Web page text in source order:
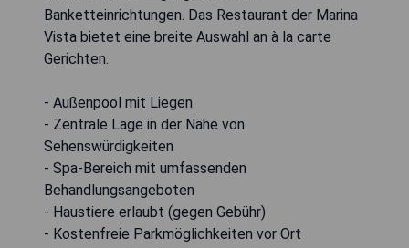
Banketteinrichtungen. Das Restaurant der Marina
Vista bietet eine breite Auswahl an à la carte
Gerichten.
- Außenpool mit Liegen
- Zentrale Lage in der Nähe von
Sehenswürdigkeiten
- Spa-Bereich mit umfassenden
Behandlungsangeboten
- Haustiere erlaubt (gegen Gebühr)
- Kostenfreie Parkmöglichkeiten vor Ort